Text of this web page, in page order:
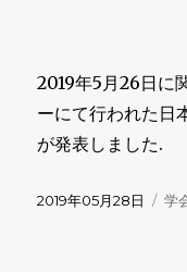
2019年5月26日に
ーにて行われた日
が発表しました.
投
2019年05月28日
カ
学